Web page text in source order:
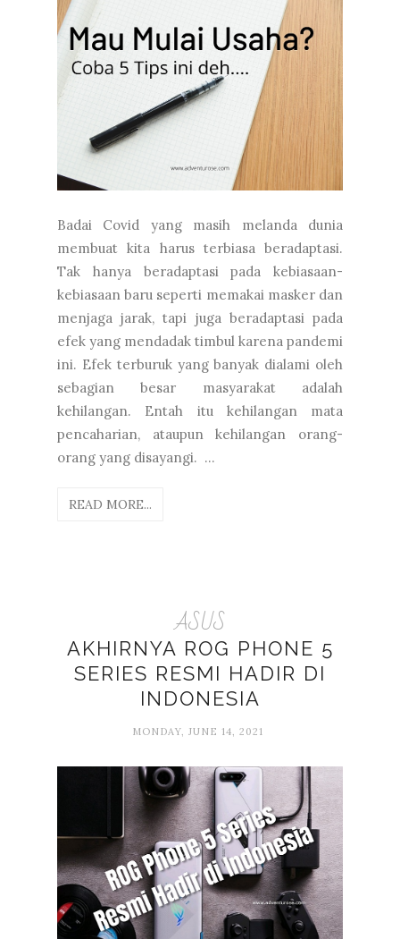
Badai Covid yang masih melanda dunia
membuat kita harus terbiasa beradaptasi.
Tak hanya beradaptasi pada kebiasaan-
kebiasaan baru seperti memakai masker dan
menjaga jarak, tapi juga beradaptasi pada
efek yang mendadak timbul karena pandemi
ini. Efek terburuk yang banyak dialami oleh
sebagian besar masyarakat adalah
kehilangan. Entah itu kehilangan mata
pencaharian, ataupun kehilangan orang-
orang yang disayangi. ...
READ MORE...
ASUS
AKHIRNYA ROG PHONE 5
SERIES RESMI HADIR DI
INDONESIA
MONDAY, JUNE 14, 2021